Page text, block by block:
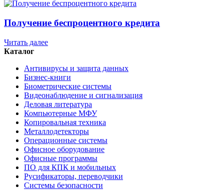
Получение беспроцентного кредита
Читать далее
Каталог
Антивирусы и защита данных
Бизнес-книги
Биометрические системы
Видеонаблюдение и сигнализация
Деловая литература
Компьютерные МФУ
Копировальная техника
Металлодетекторы
Операционные системы
Офисное оборудование
Офисные программы
ПО для КПК и мобильных
Русификаторы, переводчики
Системы безопасности